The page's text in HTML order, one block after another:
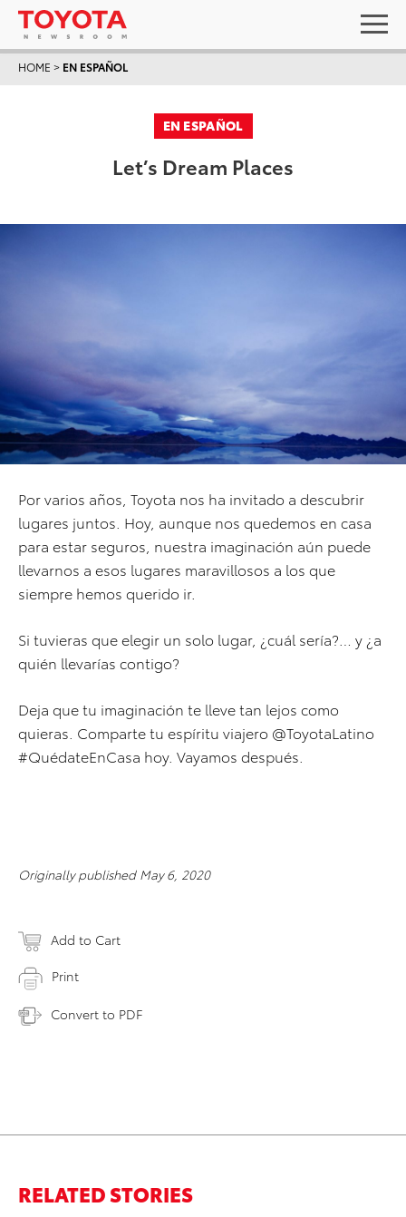
HOME > EN ESPAÑOL
EN ESPAÑOL
Let’s Dream Places
Por varios años, Toyota nos ha invitado a descubrir
lugares juntos. Hoy, aunque nos quedemos en casa
para estar seguros, nuestra imaginación aún puede
llevarnos a esos lugares maravillosos a los que
siempre hemos querido ir.
Si tuvieras que elegir un solo lugar, ¿cuál sería?… y ¿a
quién llevarías contigo?
Deja que tu imaginación te lleve tan lejos como
quieras. Comparte tu espíritu viajero @ToyotaLatino
#QuédateEnCasa hoy. Vayamos después.
Originally published May 6, 2020
Add to Cart
Print
Convert to PDF
RELATED STORIES